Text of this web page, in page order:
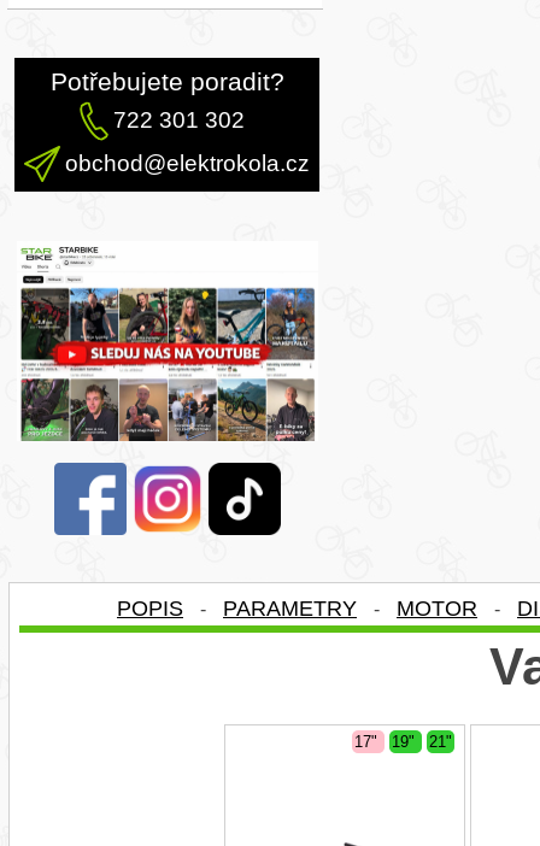
Potřebujete poradit?
722 301 302
obchod@elektrokola.cz
POPIS - PARAMETRY - MOTOR -
17" 19" 21"